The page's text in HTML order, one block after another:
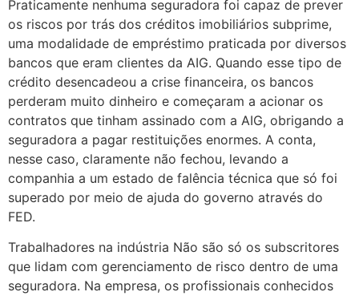
Praticamente nenhuma seguradora foi capaz de prever
os riscos por trás dos créditos imobiliários subprime,
uma modalidade de empréstimo praticada por diversos
bancos que eram clientes da AIG. Quando esse tipo de
crédito desencadeou a crise financeira, os bancos
perderam muito dinheiro e começaram a acionar os
contratos que tinham assinado com a AIG, obrigando a
seguradora a pagar restituições enormes. A conta,
nesse caso, claramente não fechou, levando a
companhia a um estado de falência técnica que só foi
superado por meio de ajuda do governo através do
FED.
Trabalhadores na indústria Não são só os subscritores
que lidam com gerenciamento de risco dentro de uma
seguradora. Na empresa, os profissionais conhecidos